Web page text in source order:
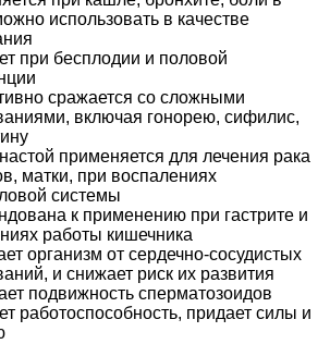
использовать в качестве
при бесплодии и половой
сражается со сложными
включая гонорею, сифилис,
применяется для лечения рака
матки, при воспалениях
системы
к применению при гастрите и
работы кишечника
организм от сердечно-сосудистых
и снижает риск их развития
подвижность сперматозоидов
работоспособность, придает силы и